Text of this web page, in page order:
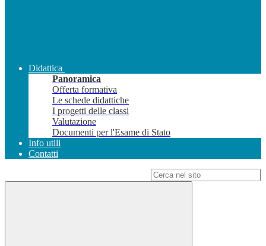
Didattica
Panoramica
Offerta formativa
Le schede didattiche
I progetti delle classi
Valutazione
Documenti per l'Esame di Stato
Info utili
Contatti